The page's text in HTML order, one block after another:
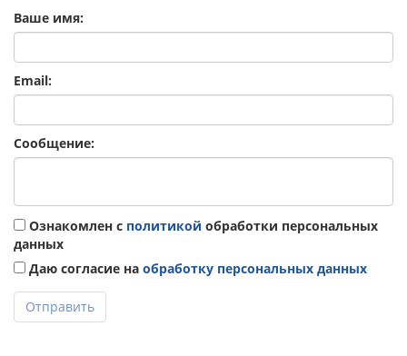
Ваше имя:
Email:
Сообщение:
Ознакомлен с политикой обработки персональных
данных
Даю согласие на обработку персональных данных
Отправить